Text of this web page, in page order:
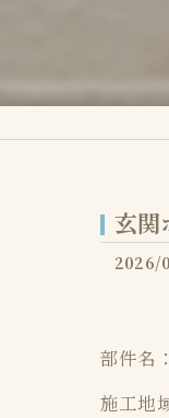
玄関
2026/
部件名
施工地